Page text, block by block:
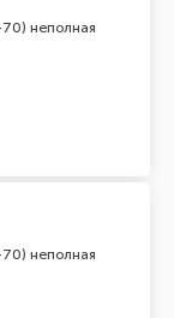
неполная
неполная